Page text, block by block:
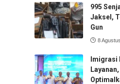
995
Jaksel,
Gun
8
Imigrasi